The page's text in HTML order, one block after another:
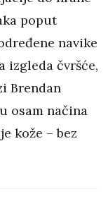
poput
navike
izgleda čvršće,
Brendan
osam načina
kože – bez